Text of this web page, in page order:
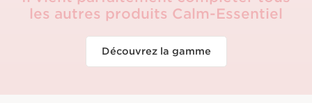
les autres produits Calm-Essentiel
Découvrez la gamme